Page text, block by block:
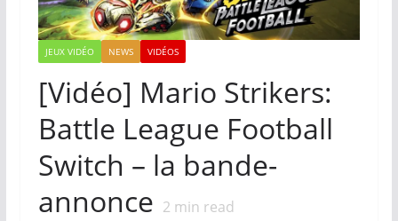
JEUX VIDÉO NEWS VIDÉOS
[Vidéo] Mario Strikers:
Battle League Football
Switch – la bande-
annonce 2 min read